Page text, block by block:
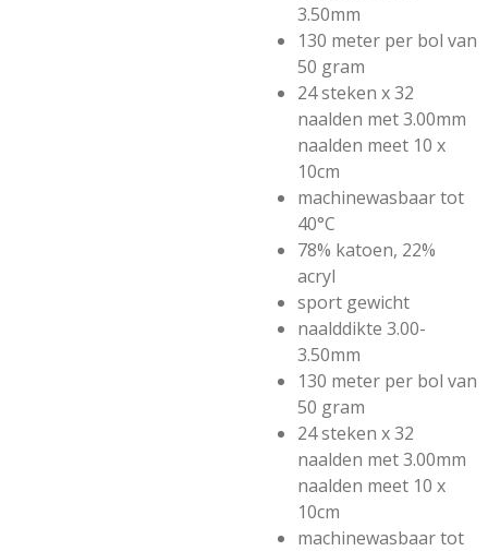
3.50mm
130 meter per bol van
50 gram
24 steken x 32
naalden met 3.00mm
naalden meet 10 x
10cm
machinewasbaar tot
40°C
78% katoen, 22%
acryl
sport gewicht
naalddikte 3.00-
3.50mm
130 meter per bol van
50 gram
24 steken x 32
naalden met 3.00mm
naalden meet 10 x
10cm
machinewasbaar tot